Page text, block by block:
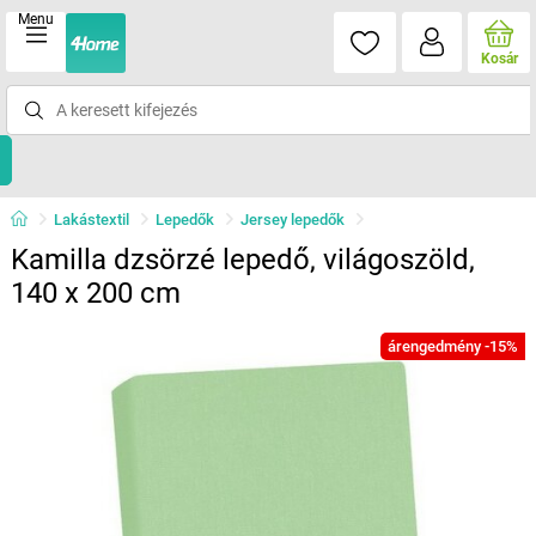
Menu
Kosár
Lakástextil Lepedők Jersey lepedők
Kamilla dzsörzé lepedő, világoszöld,
140 x 200 cm
árengedmény -15%